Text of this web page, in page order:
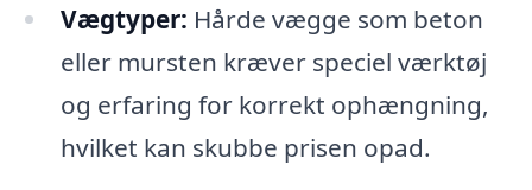
Vægtyper: Hårde vægge som beton
eller mursten kræver speciel værktøj
og erfaring for korrekt ophængning,
hvilket kan skubbe prisen opad.